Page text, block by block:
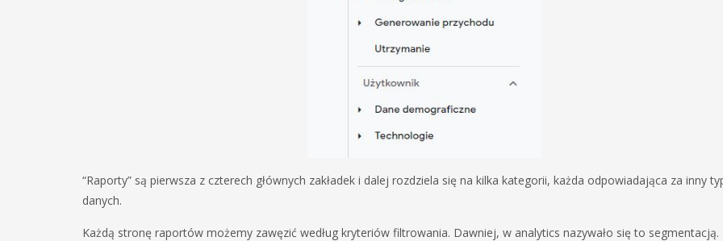
“Raporty” są pierwsza z czterech głównych zakładek i dalej rozdziela się na kilka kategorii, każda odpowiadająca za inny
danych.
Każdą stronę raportów możemy zawęzić według kryteriów filtrowania. Dawniej, w analytics nazywało się to segmentacją.